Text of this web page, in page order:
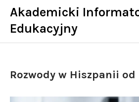
Skip
content
Akademicki
Edukacyjny
Rozwody w Hiszpanii od